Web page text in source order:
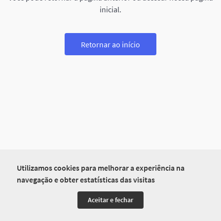
Utilizamos cookies para melhorar a experiência na
navegação e obter estatísticas das visitas
Aceitar e fechar
inicial.
Retornar ao início